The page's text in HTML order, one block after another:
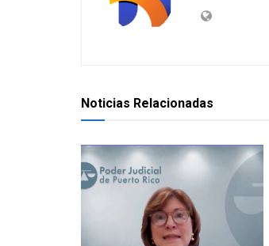
Noticias Relacionadas